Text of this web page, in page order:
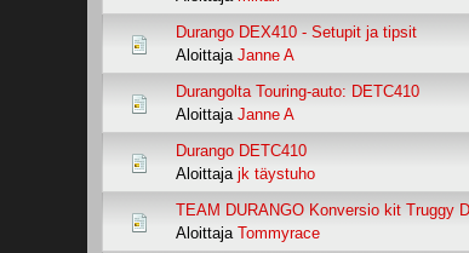
Durango DEX410 - Setupit ja tipsit
Aloittaja Janne A
Durangolta Touring-auto: DETC410
Aloittaja Janne A
Durango DETC410
Aloittaja jk täystuho
TEAM DURANGO Konversio kit Truggy
Aloittaja Tommyrace